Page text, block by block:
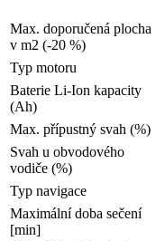
Max. doporučená plocha
v m2 (-20 %)
Typ motoru
Baterie Li-Ion kapacity
(Ah)
Max. přípustný svah (%)
Svah u obvodového
vodiče (%)
Typ navigace
Maximální doba sečení
[min]